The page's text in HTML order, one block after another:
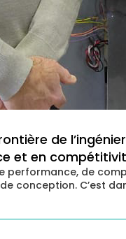
de
et en
performance, de
conception. C’est